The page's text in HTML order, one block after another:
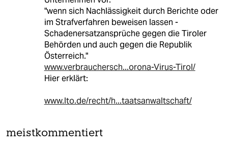
"wenn sich Nachlässigkeit durch Berichte oder
im Strafverfahren beweisen lassen -
Schadenersatzansprüche gegen die Tiroler
Behörden und auch gegen die Republik
Österreich."
www.verbrauchersch...orona-Virus-Tirol/
Hier erklärt:
www.lto.de/recht/h...taatsanwaltschaft/
meistkommentiert